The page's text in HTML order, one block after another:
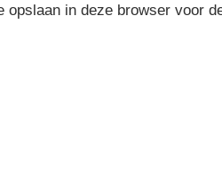
opslaan in deze browser voor